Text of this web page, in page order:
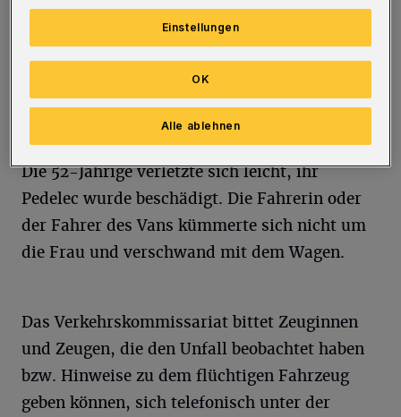
Franzenstraße ein blauer Van auf die
Hochstraße abbog und der Zweiradfahrerin
bremste, um einen Zusammenstoß zu
verhindern, und stürzte auf die Straße.
Die 52-Jährige verletzte sich leicht, ihr
Pedelec wurde beschädigt. Die Fahrerin oder
der Fahrer des Vans kümmerte sich nicht um
die Frau und verschwand mit dem Wagen.
Das Verkehrskommissariat bittet Zeuginnen
und Zeugen, die den Unfall beobachtet haben
bzw. Hinweise zu dem flüchtigen Fahrzeug
geben können, sich telefonisch unter der
Einstellungen
Alle ablehnen
OK